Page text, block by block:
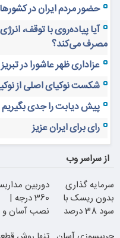
حضور مردم ایران در
آیا پیاده‌روی با توقف،
مصرف می‌کند؟
عزاداری ظهر عاشورا در تبریز
شکست نوکیای اصلی از
پیش دیابت را جدی بگیریم
رای برای ایران عزیز
از سراسر وب
سرمایه گذاری
بدون ریسک با
سود 38 درصد
دوربین
360 درجه |
نصب آسان و